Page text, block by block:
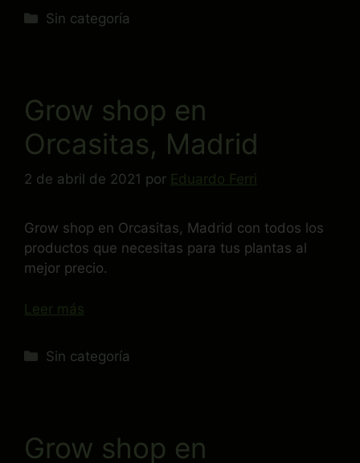
Sin categoría
Grow shop en
Orcasitas, Madrid
2 de abril de 2021 por Eduardo Ferri
Grow shop en Orcasitas, Madrid con todos los
productos que necesitas para tus plantas al
mejor precio.
Leer más
Sin categoría
Grow shop en